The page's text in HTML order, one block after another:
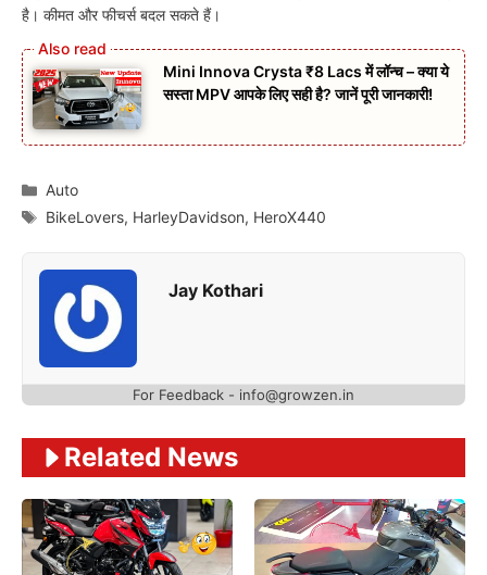
है। कीमत और फीचर्स बदल सकते हैं।
Mini Innova Crysta ₹8 Lacs में लॉन्च – क्या ये
सस्ता MPV आपके लिए सही है? जानें पूरी जानकारी!
Categories
Auto
Tags
BikeLovers, HarleyDavidson, HeroX440
Jay Kothari
For Feedback - info@growzen.in
Related News